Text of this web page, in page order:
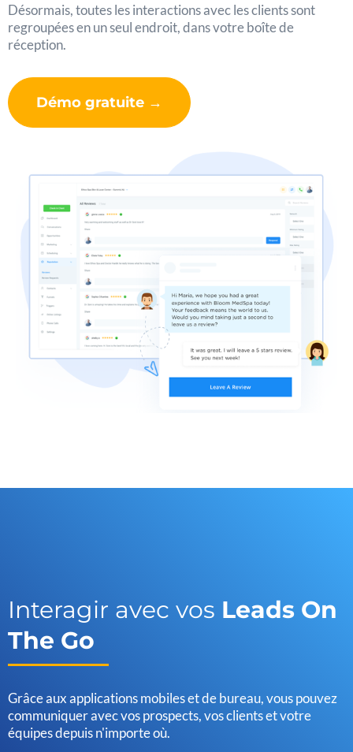
Désormais, toutes les interactions avec les clients sont
regroupées en un seul endroit, dans votre boîte de
réception.
Démo gratuite →
Interagir avec vos Leads On
The Go
Grâce aux applications mobiles et de bureau, vous pouvez
communiquer avec vos prospects, vos clients et votre
équipes depuis n'importe où.